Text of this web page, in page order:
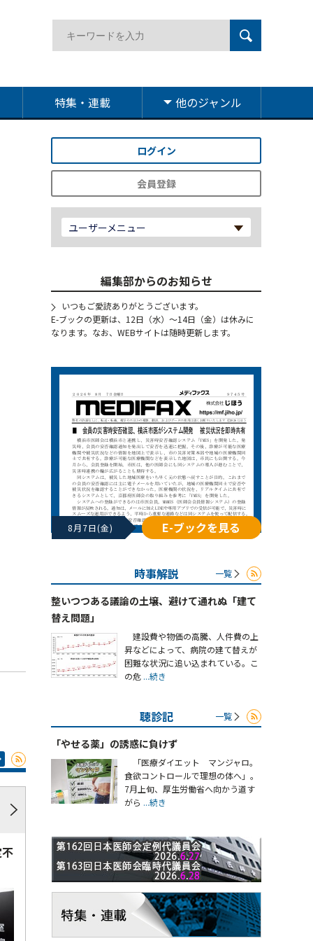
特集・連載 他のジャンル
ログイン
会員登録
ユーザーメニュー
編集部からのお知らせ
いつもご愛読ありがとうございます。
E-ブックの更新は、12日（水）～14日（金）は休みに
なります。なお、WEBサイトは随時更新します。
8月7日(金) E-ブックを見る
時事解説 一覧
整いつつある議論の土壌、避けて通れぬ「建て
替え問題」
建設費や物価の高騰、人件費の上
昇などによって、病院の建て替えが
困難な状況に追い込まれている。こ
の危 ...続き
聴診記 一覧
「やせる薬」の誘惑に負けず
「医療ダイエット マンジャロ。
食欲コントロールで理想の体へ」。
7月上旬、厚生労働省へ向かう道す
がら ...続き